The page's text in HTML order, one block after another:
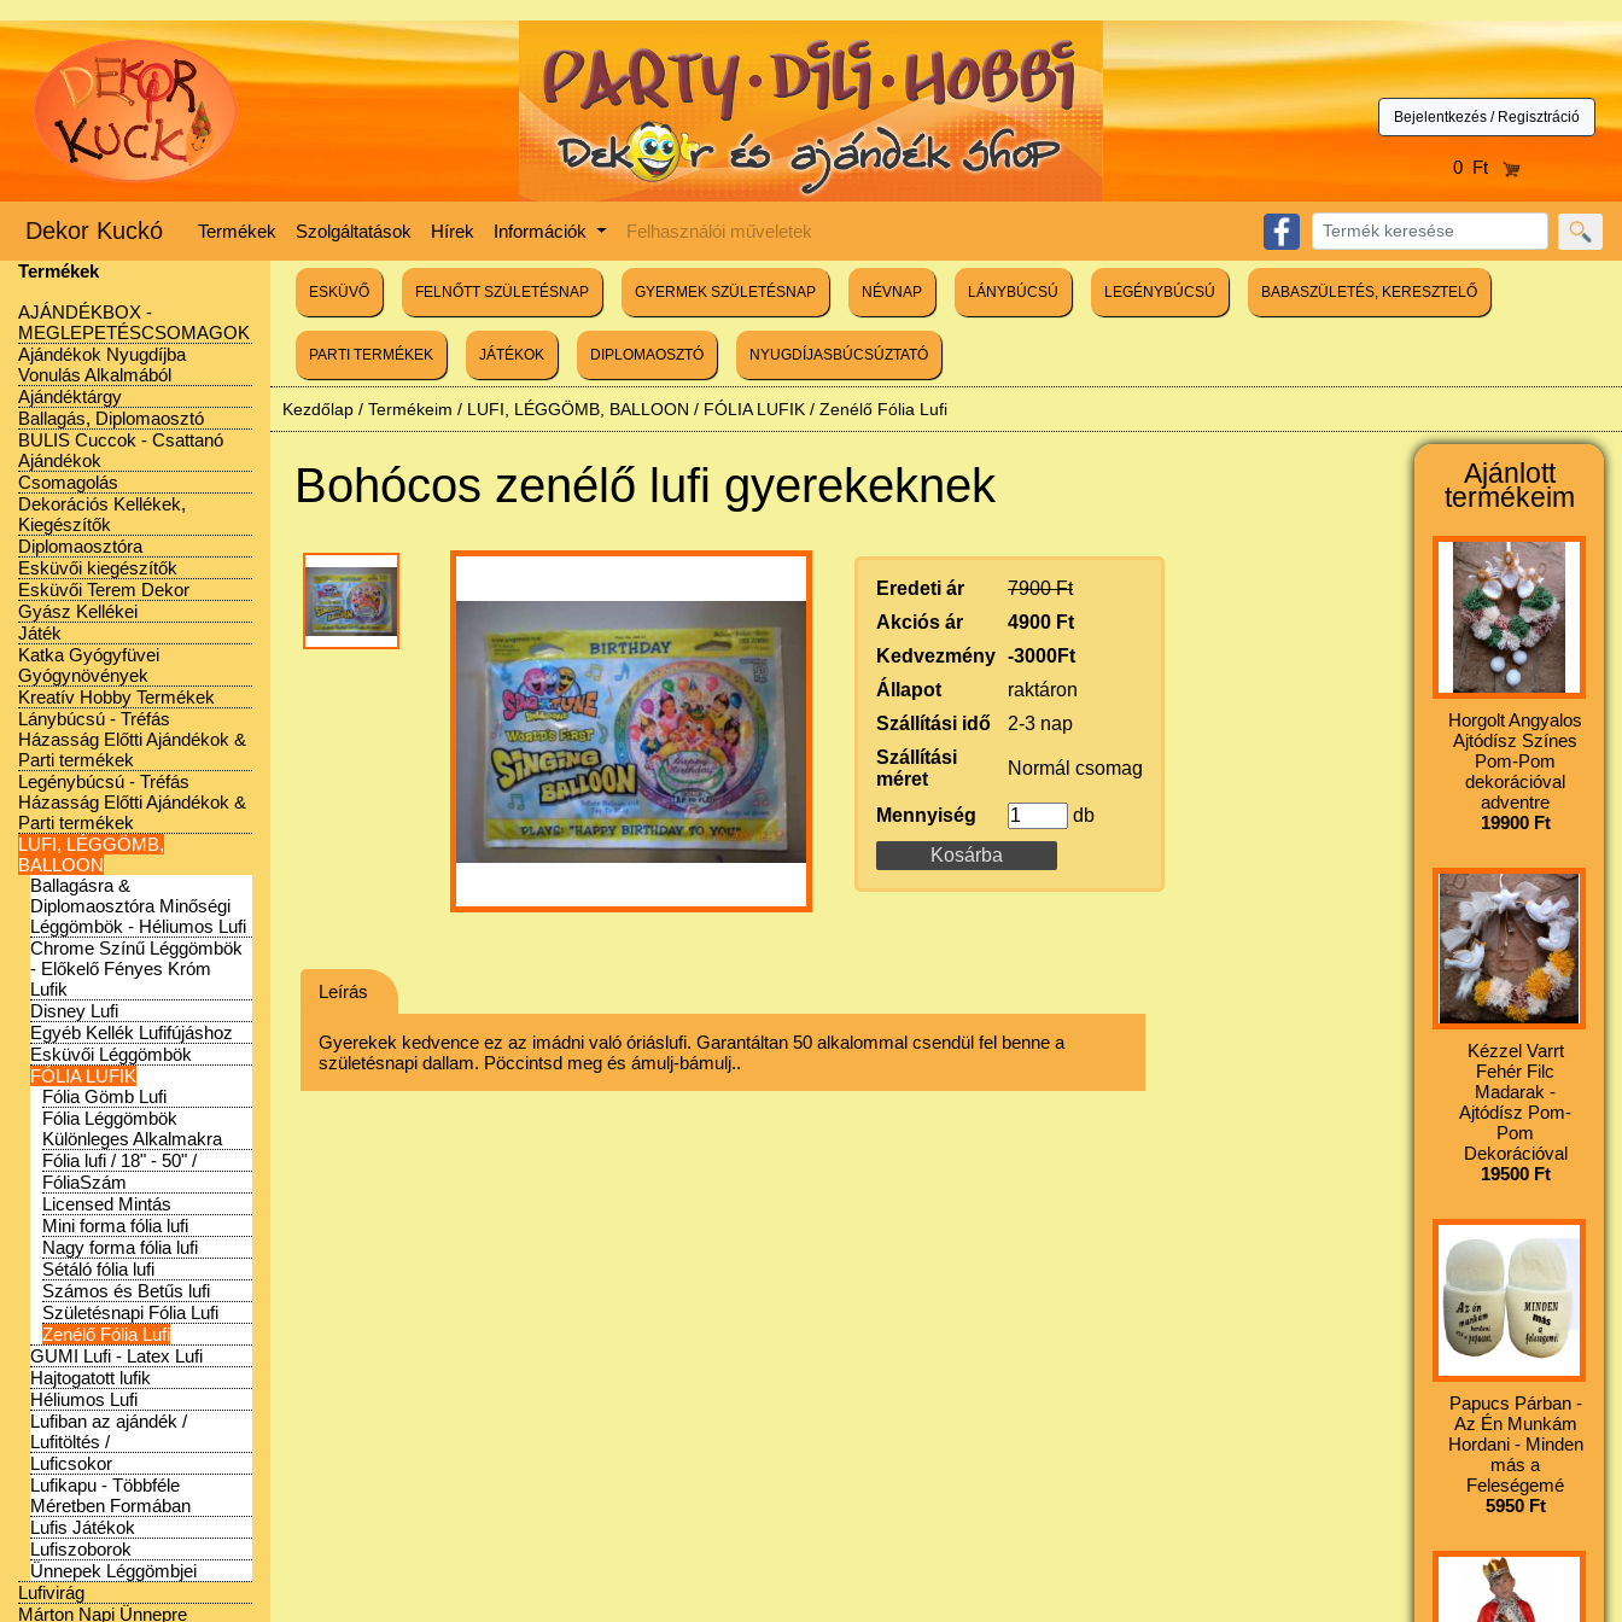
Bejelentkezés / Regisztráció
0 Ft
Dekor Kuckó Termékek Szolgáltatások Hírek Információk
Felhasználói műveletek
Termékek
AJÁNDÉKBOX -
MEGLEPETÉSCSOMAGOK
Ajándékok Nyugdíjba
Vonulás Alkalmából
Ajándéktárgy
Ballagás, Diplomaosztó
BULIS Cuccok - Csattanó
Ajándékok
Csomagolás
Dekorációs Kellékek,
Kiegészítők
Diplomaosztóra
Esküvői kiegészítők
Esküvői Terem Dekor
Gyász Kellékei
Játék
Katka Gyógyfüvei
Gyógynövények
Kreatív Hobby Termékek
Lánybúcsú - Tréfás
Házasság Előtti Ajándékok &
Parti termékek
Legénybúcsú - Tréfás
Házasság Előtti Ajándékok &
Parti termékek
LUFI, LÉGGÖMB,
BALLOON
Ballagásra &
Diplomaosztóra Minőségi
Léggömbök - Héliumos Lufi
Chrome Színű Léggömbök
- Előkelő Fényes Króm
Lufik
Disney Lufi
Egyéb Kellék Lufifújáshoz
Esküvői Léggömbök
FÓLIA LUFIK
Fólia Gömb Lufi
Fólia Léggömbök
Különleges Alkalmakra
Fólia lufi / 18" - 50" /
FóliaSzám
Licensed Mintás
Mini forma fólia lufi
Nagy forma fólia lufi
Sétáló fólia lufi
Számos és Betűs lufi
Születésnapi Fólia Lufi
Zenélő Fólia Lufi
GUMI Lufi - Latex Lufi
Hajtogatott lufik
Héliumos Lufi
Lufiban az ajándék /
Lufitöltés /
Luficsokor
Lufikapu - Többféle
Méretben Formában
Lufis Játékok
Lufiszoborok
Ünnepek Léggömbjei
Lufivirág
Márton Napi Ünnepre
ESKÜVŐ FELNŐTT SZÜLETÉSNAP GYERMEK SZÜLETÉSNAP NÉVNAP LÁNYBÚCSÚ LEGÉNYBÚCSÚ BABASZÜLETÉS, KERESZTELŐ
PARTI TERMÉKEK JÁTÉKOK DIPLOMAOSZTÓ NYUGDÍJASBÚCSÚZTATÓ
Kezdőlap / Termékeim / LUFI, LÉGGÖMB, BALLOON / FÓLIA LUFIK / Zenélő Fólia Lufi
Bohócos zenélő lufi gyerekeknek
Eredeti ár
7900 Ft
Akciós ár
4900 Ft
Kedvezmény -3000Ft
Állapot
raktáron
Szállítási idő
2-3 nap
Szállítási
méret
Normál csomag
Mennyiség db
Leírás
Gyerekek kedvence ez az imádni való óriáslufi. Garantáltan 50 alkalommal csendül fel benne a
születésnapi dallam. Pöccintsd meg és ámulj-bámulj..
Ajánlott
termékeim
Horgolt Angyalos
Ajtódísz Színes
Pom-Pom
dekorációval
adventre
19900 Ft
Kézzel Varrt
Fehér Filc
Madarak -
Ajtódísz Pom-
Pom
Dekorációval
19500 Ft
Papucs Párban -
Az Én Munkám
Hordani - Minden
más a
Feleségemé
5950 Ft